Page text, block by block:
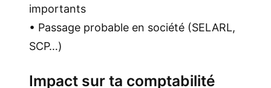
importants
• Passage probable en société (SELARL,
SCP…)
Impact sur ta comptabilité